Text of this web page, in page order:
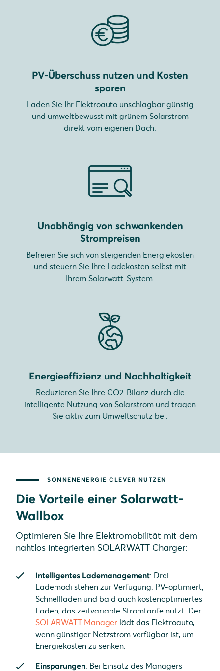
PV-Überschuss nutzen und Kosten
sparen
Laden Sie Ihr Elektroauto unschlagbar günstig
und umweltbewusst mit grünem Solarstrom
direkt vom eigenen Dach.
Unabhängig von schwankenden
Strompreisen
Befreien Sie sich von steigenden Energiekosten
und steuern Sie Ihre Ladekosten selbst mit
Ihrem Solarwatt-System.
Energieeffizienz und Nachhaltigkeit
Reduzieren Sie Ihre CO2-Bilanz durch die
intelligente Nutzung von Solarstrom und tragen
Sie aktiv zum Umweltschutz bei.
SONNENENERGIE CLEVER NUTZEN
Die Vorteile einer Solarwatt-
Wallbox
Optimieren Sie Ihre Elektromobilität mit dem
nahtlos integrierten SOLARWATT Charger:
Intelligentes Lademanagement: Drei
Lademodi stehen zur Verfügung: PV-optimiert,
Schnellladen und bald auch kostenoptimiertes
Laden, das zeitvariable Stromtarife nutzt. Der
SOLARWATT Manager lädt das Elektroauto,
wenn günstiger Netzstrom verfügbar ist, um
Energiekosten zu senken.
Einsparungen: Bei Einsatz des Managers